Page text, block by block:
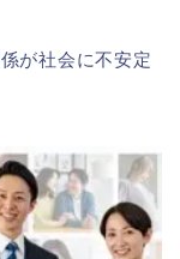
が社会に不安定